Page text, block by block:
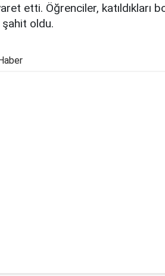
etti. Öğrenciler, katıldıkları
oldu.